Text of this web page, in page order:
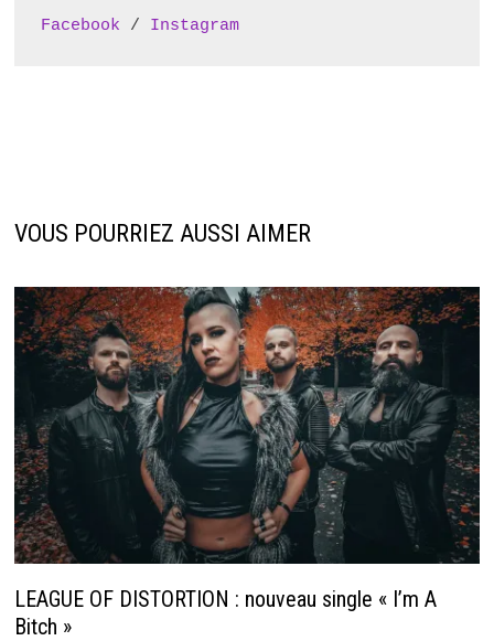
Facebook / Instagram
VOUS POURRIEZ AUSSI AIMER
LEAGUE OF DISTORTION : nouveau single « I’m A
Bitch »